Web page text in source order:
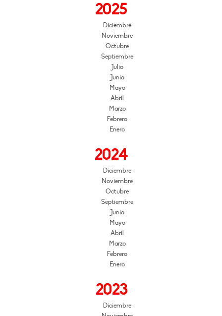
2025
Diciembre
Noviembre
Octubre
Septiembre
Julio
Junio
Mayo
Abril
Marzo
Febrero
Enero
2024
Diciembre
Noviembre
Octubre
Septiembre
Junio
Mayo
Abril
Marzo
Febrero
Enero
2023
Diciembre